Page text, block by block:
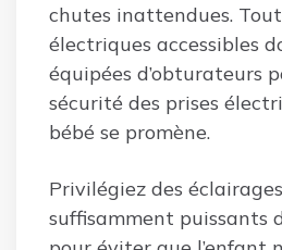
chutes inattendues.
électriques accessibles
équipées d’obturateurs
sécurité des prises
bébé se promène.
Privilégiez des
suffisamment puissants